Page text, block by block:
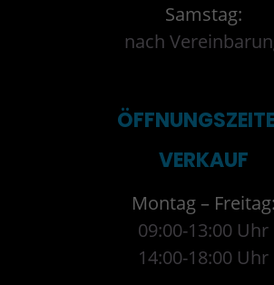
Samstag:
nach
VERKAUF
Montag – Freitag:
09:00-13:00 Uhr
14:00-18:00 Uhr